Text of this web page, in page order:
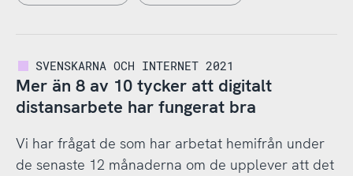
SVENSKARNA OCH INTERNET 2021
Mer än 8 av 10 tycker att digitalt
distansarbete har fungerat bra
Vi har frågat de som har arbetat hemifrån under
de senaste 12 månaderna om de upplever att det